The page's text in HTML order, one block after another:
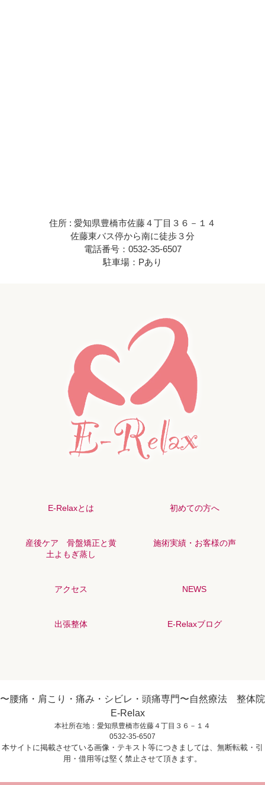
住所 : 愛知県豊橋市佐藤４丁目３６－１４
佐藤東バス停から南に徒歩３分
電話番号：0532-35-6507
駐車場：Pあり
E-Relaxとは 初めての方へ
産後ケア 骨盤矯正と黄
土よもぎ蒸し
施術実績・お客様の声
アクセス NEWS
出張整体 E-Relaxブログ
〜腰痛・肩こり・痛み・シビレ・頭痛専門〜自然療法 整体院
E-Relax
本社所在地：愛知県豊橋市佐藤４丁目３６－１４
0532-35-6507
本サイトに掲載させている画像・テキスト等につきましては、無断転載・引
用・借用等は堅く禁止させて頂きます。